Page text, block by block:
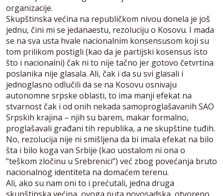
organizacije.
Skupštinska većina na republičkom nivou donela je još
jednu, čini mi se jedanaestu, rezoluciju o Kosovu. I mada
se na sva usta hvale nacionalnim konsensusom koji su
tom prilikom postigli (kao da je partijski kosensus isto
što i nacionalni) čak ni to nije tačno jer gotovo četvrtina
poslanika nije glasala. Ali, čak i da su svi glasali i
jednoglasno odlučili da se na Kosovu osnivaju
autonomne srpske oblasti, to ima manji efekat na
stvarnost čak i od onih nekada samoproglašavanih SAO
Srpskih krajina – njih su barem, makar formalno,
proglašavali građani tih republika, a ne skupštine tuđih.
No, rezolucija nije ni smišljena da bi imala efekat na bilo
šta i bilo koga van Srbije (kao uostalom ni ona o
”teškom zločinu u Srebrenici”) već zbog povećanja bruto
nacionalnog identiteta na domaćem terenu.
Ali, ako su nam oni to i prećutali, jedna druga